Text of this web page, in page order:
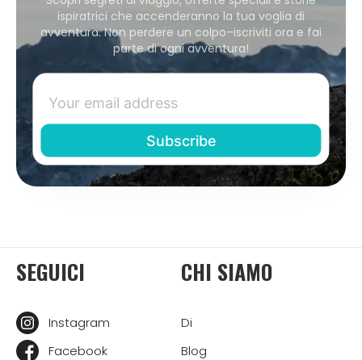
ispiratrici che accenderanno la tua voglia di
avventura. Non perdere un colpo–iscriviti ora e fai
parte di ogni avventura!
SEGUICI
Instagram
Facebook
CHI SIAMO
Di
Blog